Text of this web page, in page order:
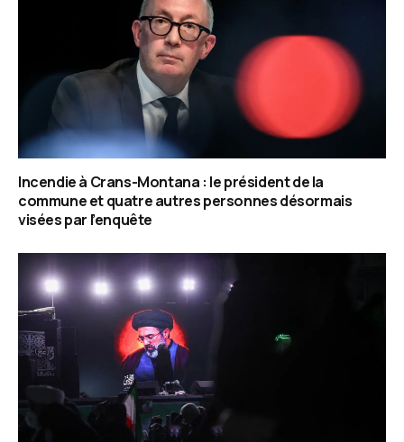
Incendie à Crans-Montana : le président de la
commune et quatre autres personnes désormais
visées par l’enquête